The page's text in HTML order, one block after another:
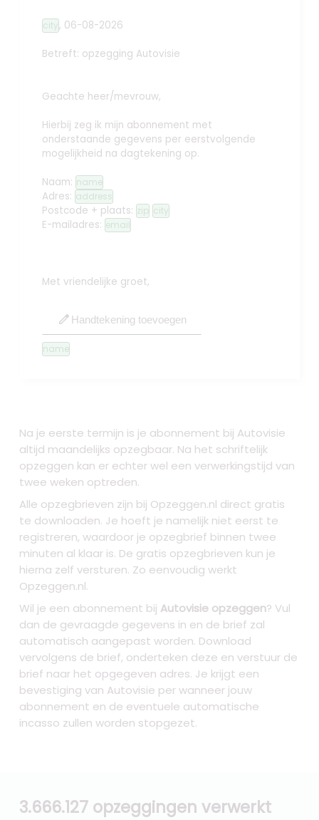
city, 06-08-2026
Betreft: opzegging Autovisie
Geachte heer/mevrouw,
Hierbij zeg ik mijn abonnement met
onderstaande gegevens per eerstvolgende
mogelijkheid na dagtekening op.
Naam: name
Adres: address
Postcode + plaats: zip city
E-mailadres: email
Met vriendelijke groet,
edit Handtekening toevoegen
name
Na je eerste termijn is je abonnement bij Autovisie
altijd maandelijks opzegbaar. Na het schriftelijk
opzeggen kan er echter wel een verwerkingstijd van
twee weken optreden.
Alle opzegbrieven zijn bij Opzeggen.nl direct gratis
te downloaden. Je hoeft je namelijk niet eerst te
registreren, waardoor je opzegbrief binnen twee
minuten al klaar is. De gratis opzegbrieven kun je
hierna zelf versturen. Zo eenvoudig werkt
Opzeggen.nl.
Wil je een abonnement bij Autovisie opzeggen? Vul
dan de gevraagde gegevens in en de brief zal
automatisch aangepast worden. Download
vervolgens de brief, onderteken deze en verstuur de
brief naar het opgegeven adres. Je krijgt een
bevestiging van Autovisie per wanneer jouw
abonnement en de eventuele automatische
incasso zullen worden stopgezet.
3.666.127 opzeggingen verwerkt